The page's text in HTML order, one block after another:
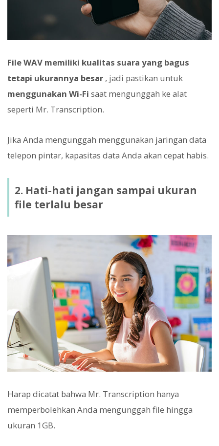
File WAV memiliki kualitas suara yang bagus
tetapi ukurannya besar , jadi pastikan untuk
menggunakan Wi-Fi saat mengunggah ke alat
seperti Mr. Transcription.
Jika Anda mengunggah menggunakan jaringan data
telepon pintar, kapasitas data Anda akan cepat habis.
2. Hati-hati jangan sampai ukuran
file terlalu besar
Harap dicatat bahwa Mr. Transcription hanya
memperbolehkan Anda mengunggah file hingga
ukuran 1GB.